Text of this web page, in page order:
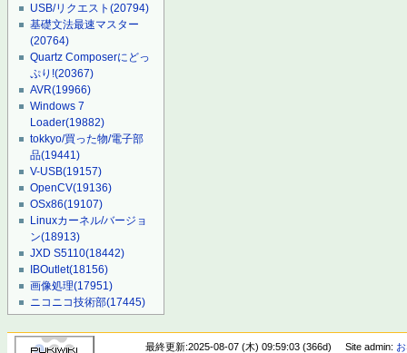
USB/リクエスト(20794)
基礎文法最速マスター
(20764)
Quartz Composerにどっ
ぷり!(20367)
AVR(19966)
Windows 7
Loader(19882)
tokkyo/買った物/電子部
品(19441)
V-USB(19157)
OpenCV(19136)
OSx86(19107)
Linuxカーネル/バージョ
ン(18913)
JXD S5110(18442)
IBOutlet(18156)
画像処理(17951)
ニコニコ技術部(17445)
最終更新:2025-08-07 (木) 09:59:03 (366d) Site admin: